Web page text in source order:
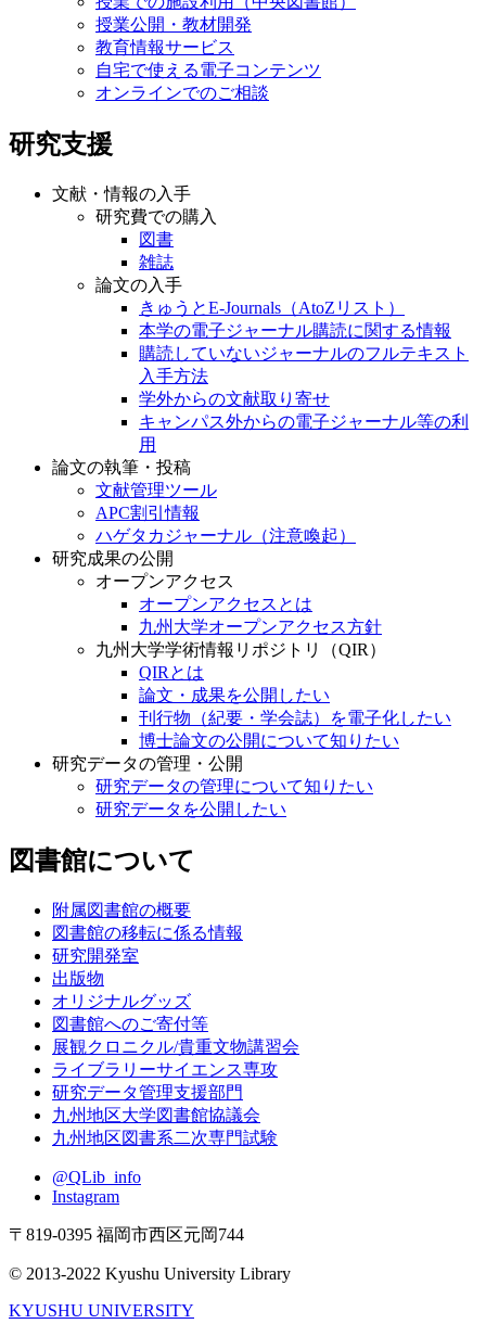
授業公開・教材開発
教育情報サービス
自宅で使える電子コンテンツ
オンラインでのご相談
研究支援
文献・情報の入手
研究費での購入
図書
雑誌
論文の入手
きゅうとE-Journals（AtoZリスト）
本学の電子ジャーナル購読に関する情報
購読していないジャーナルのフルテキスト
入手方法
学外からの文献取り寄せ
キャンパス外からの電子ジャーナル等の利
用
論文の執筆・投稿
文献管理ツール
APC割引情報
ハゲタカジャーナル（注意喚起）
研究成果の公開
オープンアクセス
オープンアクセスとは
九州大学オープンアクセス方針
九州大学学術情報リポジトリ（QIR）
QIRとは
論文・成果を公開したい
刊行物（紀要・学会誌）を電子化したい
博士論文の公開について知りたい
研究データの管理・公開
研究データの管理について知りたい
研究データを公開したい
図書館について
附属図書館の概要
図書館の移転に係る情報
研究開発室
出版物
オリジナルグッズ
図書館へのご寄付等
展観クロニクル/貴重文物講習会
ライブラリーサイエンス専攻
研究データ管理支援部門
九州地区大学図書館協議会
九州地区図書系二次専門試験
@QLib_info
Instagram
〒819-0395 福岡市西区元岡744
© 2013-2022 Kyushu University Library
KYUSHU UNIVERSITY